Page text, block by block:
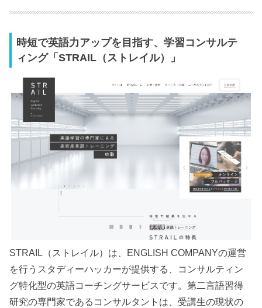
時短で英語力アップを目指す、学習コンサルテ
ィング「STRAIL（ストレイル）」
STRAIL（ストレイル）は、ENGLISH COMPANYの運営
を行うスタディーハッカーが提供する、コンサルティン
グ特化型の英語コーチングサービスです。第二言語習得
研究の専門家であるコンサルタントは、受講生の現状の